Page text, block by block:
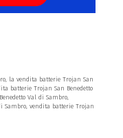
la vendita batterie Trojan San
batterie Trojan San Benedetto
Val di Sambro,
Sambro, vendita batterie Trojan